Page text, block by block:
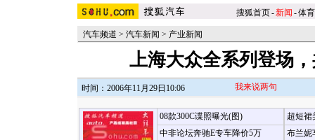
搜狐首页-新闻 -体育
汽车频道 > 汽车新闻 > 产业新闻
上海大众全系列登场
时间：2006年11月29日10:06 我来说两句
08款300C谍照曝光(图)
中非论坛奔驰E专车降价5万
超短裙
布兰妮